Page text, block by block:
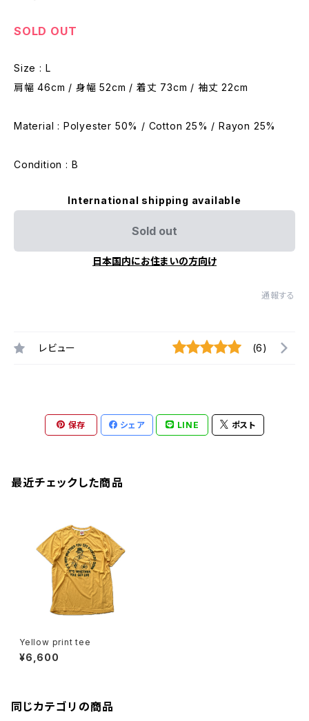
SOLD OUT
Size : L
肩幅 46cm / 身幅 52cm / 着丈 73cm / 袖丈 22cm
Material : Polyester 50% / Cotton 25% / Rayon 25%
Condition : B
International shipping available
Sold out
日本国内にお住まいの方向け
通報する
レビュー (6)
保存 シェア LINE ポスト
最近チェックした商品
Yellow print tee
¥6,600
同じカテゴリの商品